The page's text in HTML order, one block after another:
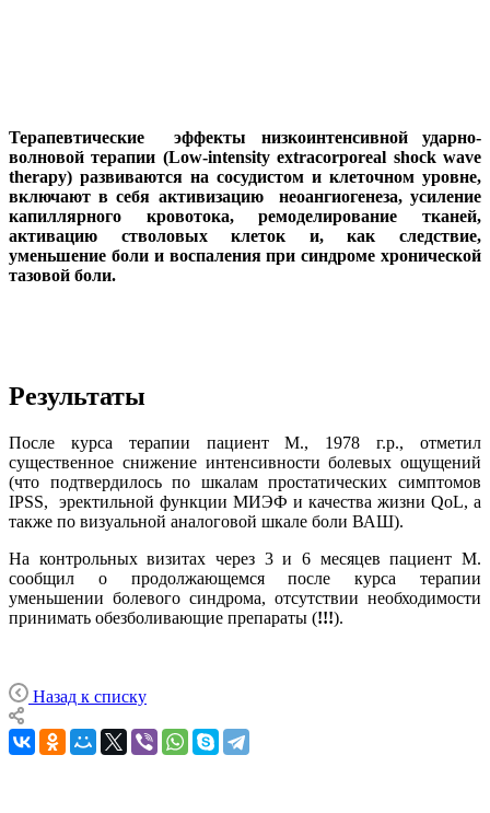
Терапевтические эффекты низкоинтенсивной ударно-
волновой терапии (Low-intensity extracorporeal shock wave
therapy) развиваются на сосудистом и клеточном уровне,
включают в себя активизацию неоангиогенеза, усиление
капиллярного кровотока, ремоделирование тканей,
активацию стволовых клеток и, как следствие,
уменьшение боли и воспаления при синдроме хронической
тазовой боли.
Результаты
После курса терапии пациент М., 1978 г.р., отметил
существенное снижение интенсивности болевых ощущений
(что подтвердилось по шкалам простатических симптомов
IPSS, эректильной функции МИЭФ и качества жизни QoL, а
также по визуальной аналоговой шкале боли ВАШ).
На контрольных визитах через 3 и 6 месяцев пациент М.
сообщил о продолжающемся после курса терапии
уменьшении болевого синдрома, отсутствии необходимости
принимать обезболивающие препараты (!!!).
Назад к списку